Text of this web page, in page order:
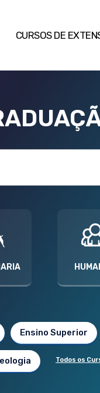
CURSOS DE
Ensino Superior
Todos os